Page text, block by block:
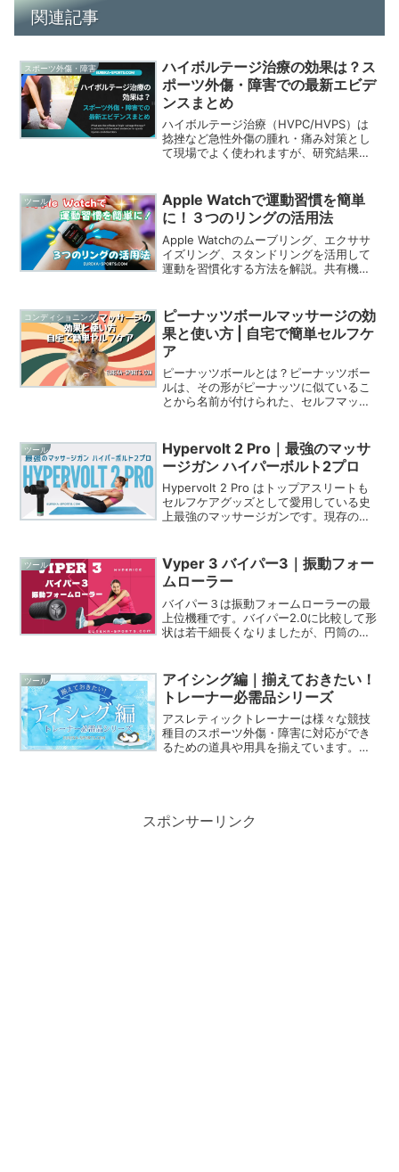
関連記事
スポーツ外傷・障害
ハイボルテージ治療の効果は？ス
ポーツ外傷・障害での最新エビデ
ンスまとめ
ハイボルテージ治療（HVPC/HVPS）は
捻挫など急性外傷の腫れ・痛み対策とし
て現場でよく使われますが、研究結果は
挫、筋肉痛（DOMS）、膝前面痛、テニ
ス肘、足底腱膜炎など慢性・緩徐発症障
害まで、効果と使いどころを整理しま
す。
ツール
Apple Watchで運動習慣を簡単
に！３つのリングの活用法
Apple Watchのムーブリング、エクササ
イズリング、スタンドリングを活用して
運動を習慣化する方法を解説。共有機能
イルを手に入れましょう。
コンディショニング
ピーナッツボールマッサージの効
果と使い方 | 自宅で簡単セルフケ
ア
ピーナッツボールとは？ピーナッツボー
ルは、その形がピーナッツに似ているこ
とから名前が付けられた、セルフマッサ
にフィットし、効果的に筋肉をほぐすこ
とができます。特に、背...
ツール
Hypervolt 2 Pro｜最強のマッサ
ージガン ハイパーボルト2プロ
Hypervolt 2 Pro はトップアスリートも
セルフケアグッズとして愛用している史
上最強のマッサージガンです。現存のマ
過言ではありません。14mmのストロー
ク長や90wのパワフルモーター、5段階の
振動調節機能は類似品にはない最強機能
です。
ツール
Vyper 3 バイパー3｜振動フォー
ムローラー
バイパー３は振動フォームローラーの最
上位機種です。バイパー2.0に比較して形
状は若干細長くなりましたが、円筒の側
なくなりました。また、人の体幹や四肢
は曲面のため、当たる面が増えフィット
感が良くなり、腰背部の外側にも振動を
伝えられやすくなりました。
ツール
アイシング編｜揃えておきたい！
トレーナー必需品シリーズ
アスレティックトレーナーは様々な競技
種目のスポーツ外傷・障害に対応ができ
るための道具や用具を揃えています。今
ップ、バンデージ、マイクロカレント
（微弱電流）療法機器、バケツ、トゥー
スポンサーリンク